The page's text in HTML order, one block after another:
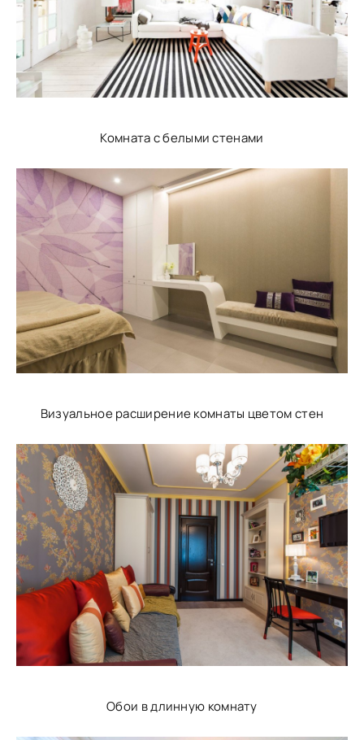
Комната с белыми стенами
Визуальное расширение комнаты цветом стен
Обои в длинную комнату